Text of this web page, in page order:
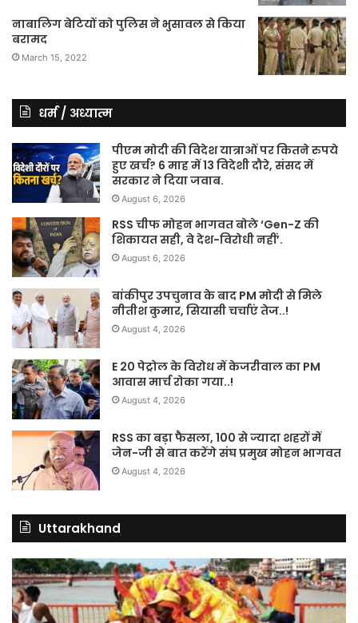
नाबालिग बेटियों को पुलिस ने भुसावल से किया
बरामद
March 15, 2022
धर्म / अध्यात्म
पीएम मोदी की विदेश यात्राओं पर कितने रुपये
हुए खर्च? 6 माह में 13 विदेशी दौरे, संसद में
सरकार ने दिया जवाब.
August 6, 2026
RSS चीफ मोहन भागवत बोले ‘Gen-Z की
शिकायत सही, वे देश-विरोधी नहीं’.
August 6, 2026
बांकीपुर उपचुनाव के बाद PM मोदी से मिले
नीतीश कुमार, सियासी चर्चाएं तेज..!
August 4, 2026
E 20 पेट्रोल के विरोध में केजरीवाल का PM
आवास मार्च रोका गया..!
August 4, 2026
RSS का बड़ा फैसला, 100 से ज्यादा शहरों में
जेन-जी से बात करेंगे संघ प्रमुख मोहन भागवत
August 4, 2026
Uttarakhand